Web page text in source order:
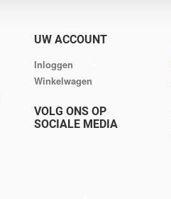
UW ACCOUNT
Inloggen
Winkelwagen
VOLG ONS OP
SOCIALE MEDIA